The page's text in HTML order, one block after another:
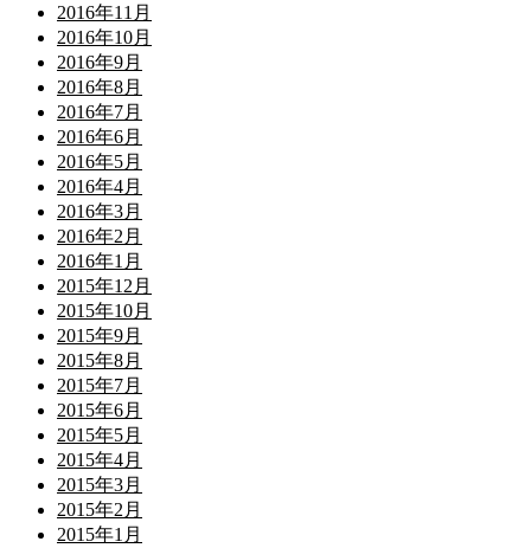
2016年11月
2016年10月
2016年9月
2016年8月
2016年7月
2016年6月
2016年5月
2016年4月
2016年3月
2016年2月
2016年1月
2015年12月
2015年10月
2015年9月
2015年8月
2015年7月
2015年6月
2015年5月
2015年4月
2015年3月
2015年2月
2015年1月